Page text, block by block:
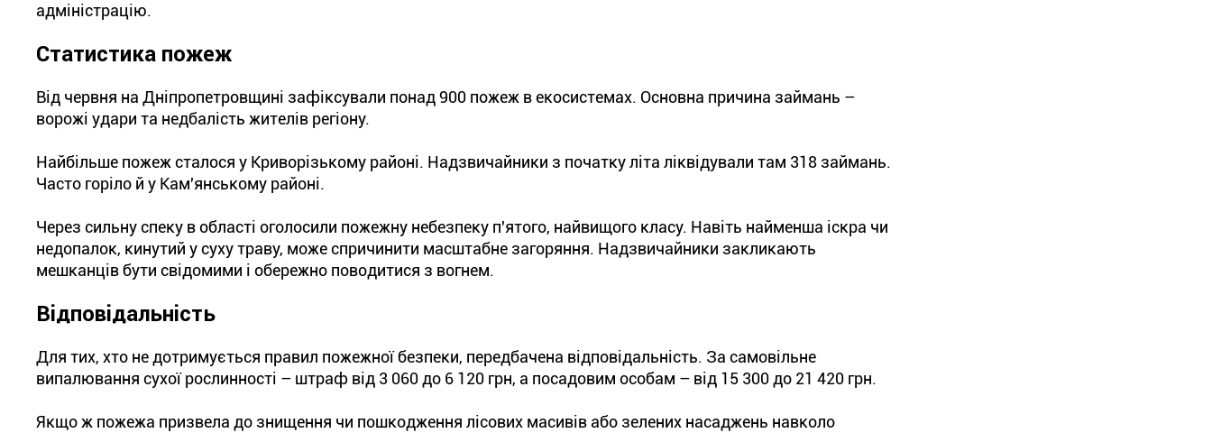
адміністрацію.
Статистика пожеж
Від червня на Дніпропетровщині зафіксували понад 900 пожеж в екосистемах. Основна причина займань –
ворожі удари та недбалість жителів регіону.
Найбільше пожеж сталося у Криворізькому районі. Надзвичайники з початку літа ліквідували там 318 займань.
Часто горіло й у Кам'янському районі.
Через сильну спеку в області оголосили пожежну небезпеку п'ятого, найвищого класу. Навіть найменша іскра чи
недопалок, кинутий у суху траву, може спричинити масштабне загоряння. Надзвичайники закликають
мешканців бути свідомими і обережно поводитися з вогнем.
Відповідальність
Для тих, хто не дотримується правил пожежної безпеки, передбачена відповідальність. За самовільне
випалювання сухої рослинності – штраф від 3 060 до 6 120 грн, а посадовим особам – від 15 300 до 21 420 грн.
Якщо ж пожежа призвела до знищення чи пошкодження лісових масивів або зелених насаджень навколо